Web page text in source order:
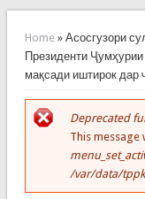
You are here
Home» Асосгузори
Президенти
мақсади иштирок дар
Error
Deprecated
This message
/var/data/